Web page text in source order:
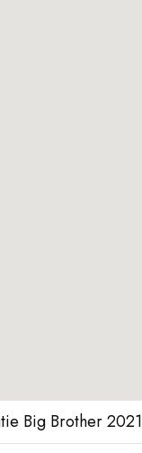
Big Brother 2021